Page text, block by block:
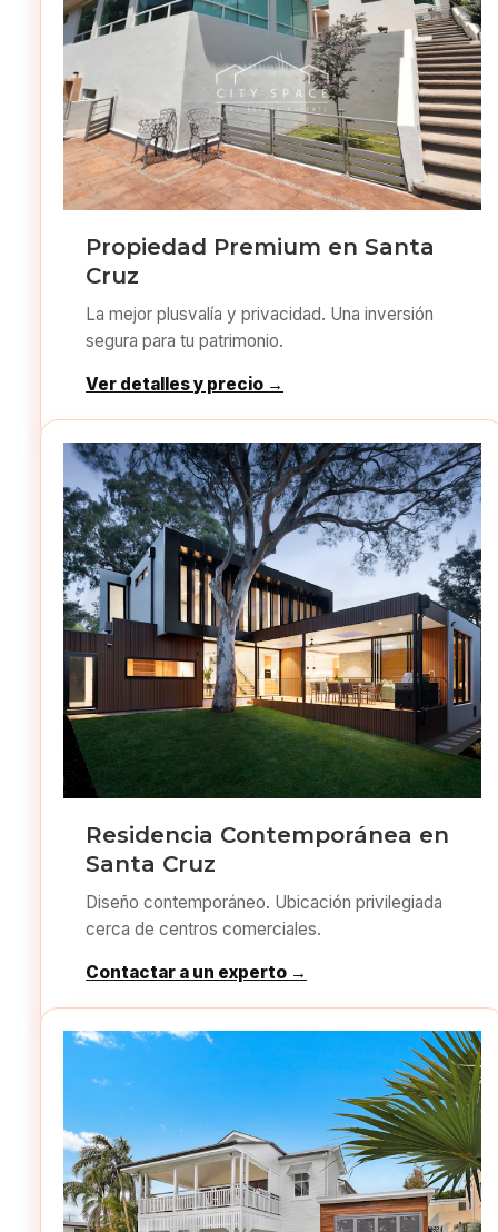
Propiedad Premium en Santa
Cruz
La mejor plusvalía y privacidad. Una inversión
segura para tu patrimonio.
Ver detalles y precio →
Residencia Contemporánea en
Santa Cruz
Diseño contemporáneo. Ubicación privilegiada
cerca de centros comerciales.
Contactar a un experto →